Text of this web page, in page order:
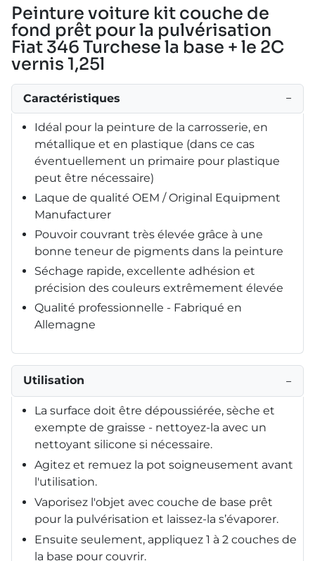
Peinture voiture kit couche de
fond prêt pour la pulvérisation
Fiat 346 Turchese la base + le 2C
vernis 1,25l
Caractéristiques −
Idéal pour la peinture de la carrosserie, en
métallique et en plastique (dans ce cas
éventuellement un primaire pour plastique
peut être nécessaire)
Laque de qualité OEM / Original Equipment
Manufacturer
Pouvoir couvrant très élevée grâce à une
bonne teneur de pigments dans la peinture
Séchage rapide, excellente adhésion et
précision des couleurs extrêmement élevée
Qualité professionnelle - Fabriqué en
Allemagne
Utilisation −
La surface doit être dépoussiérée, sèche et
exempte de graisse - nettoyez-la avec un
nettoyant silicone si nécessaire.
Agitez et remuez la pot soigneusement avant
l'utilisation.
Vaporisez l'objet avec couche de base prêt
pour la pulvérisation et laissez-la s’évaporer.
Ensuite seulement, appliquez 1 à 2 couches de
la base pour couvrir.